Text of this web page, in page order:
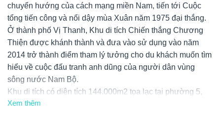
chuyển hướng của cách mạng miền Nam, tiến tới Cuộc
tổng tiến công và nổi dậy mùa Xuân năm 1975 đại thắng.
Ở thành phố Vị Thanh, Khu di tích Chiến thắng Chương
Thiện được khánh thành và đưa vào sử dụng vào năm
2014 trở thành điểm tham lý tưởng cho du khách muốn tìm
hiểu về cuộc đấu tranh anh dũng của người dân vùng
sông nước Nam Bộ.
Khu di tích có diện tích 144.000m2 tọa lạc tại phường 5,
TP. Vị Thanh, tỉnh Hậu Giang với các hạng mục: khu trưng
Xem thêm